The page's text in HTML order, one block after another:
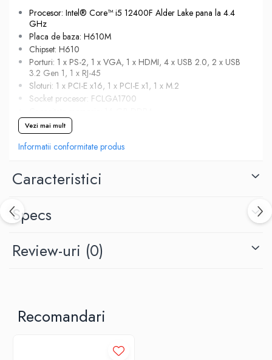
Procesor: Intel® Core™ i5 12400F Alder Lake pana la 4.4
GHz
Placa de baza: H610M
Chipset: H610
Porturi: 1 x PS-2, 1 x VGA, 1 x HDMI, 4 x USB 2.0, 2 x USB
3.2 Gen 1, 1 x RJ-45
Sloturi: 1 x PCI-E x16, 1 x PCI-E x1, 1 x M.2
Socket procesor: FCLGA1700
Capacitate stocare: 512 GB SSD M.2
Placa video: RTX 2060, 6 GB, 192-bit, 1 x DVI, 1 x HDMI,
2 x DisplayPort, 1 x USB-C
Vezi mai mult
Informatii conformitate produs
Caracteristici
Specs
Review-uri (0)
Recomandari